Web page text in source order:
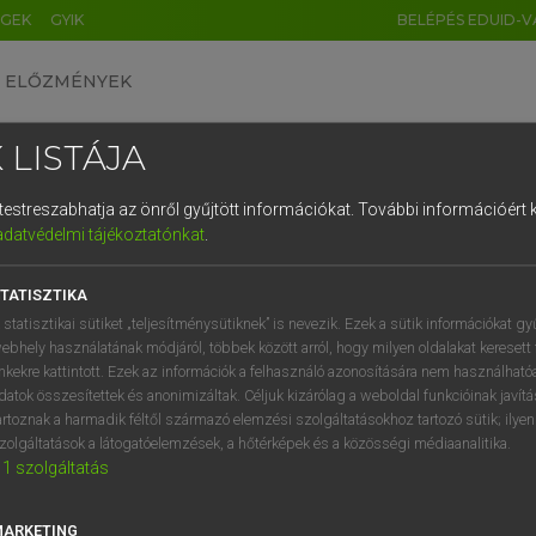
GYIK BELÉPÉS EDUID-
ELŐZMÉNYEK
szótár
VAN ELŐFIZETÉSED?
megtekintéséhez.
LISTÁJA
az önről gyűjtött információkat. További információért
tájékoztatónkat.
statisztikai sütiket „teljesítménysütiknek” is nevezik. Ezek a sütik információkat
használatának módjáról, többek között arról, hogy milyen oldalakat keresett
kattintott. Ezek az információk a felhasználó azonosítására nem
összesítettek és anonimizáltak. Céljuk kizárólag a weboldal funkcióinak
a harmadik féltől származó elemzési szolgáltatásokhoz tartozó sütik;
a látogatóelemzések, a hőtérképek és a közösségi médiaanalitika.
1 szolgáltatás
DE CN FR ES IT NL
1 2 3 4 5 6 7 8 9
q w e r t z u i
a s d f g h j k l é
í y x c v b n m , .